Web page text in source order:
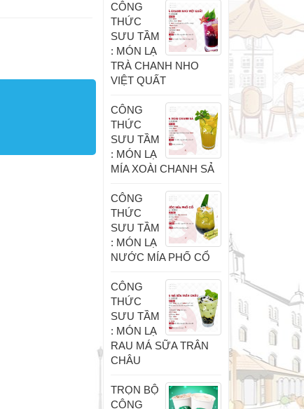
CÔNG
THỨC
SƯU TẦM
: MÓN LẠ
TRÀ CHANH NHO
VIỆT QUẤT
CÔNG
THỨC
SƯU TẦM
: MÓN LẠ
MÍA XOÀI CHANH SẢ
CÔNG
THỨC
SƯU TẦM
: MÓN LẠ
NƯỚC MÍA PHỐ CỔ
CÔNG
THỨC
SƯU TẦM
: MÓN LẠ
RAU MÁ SỮA TRÂN
CHÂU
TRỌN BỘ
CÔNG